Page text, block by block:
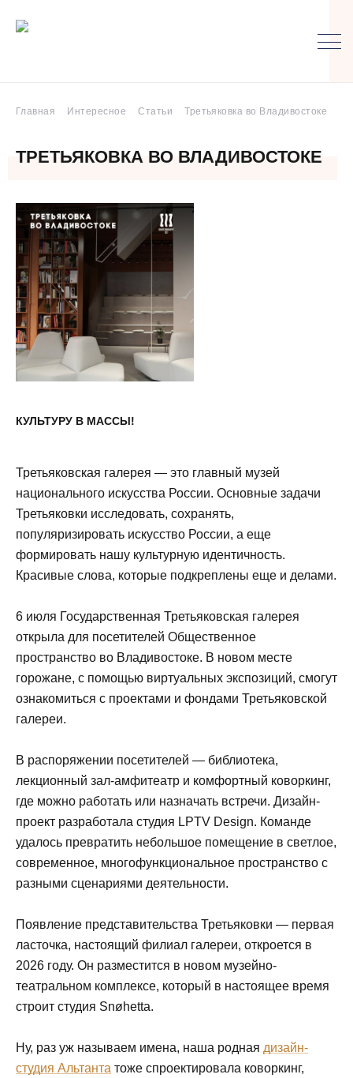
Главная Интересное Статьи Третьяковка во Владивостоке
ТРЕТЬЯКОВКА ВО ВЛАДИВОСТОКЕ
КУЛЬТУРУ В МАССЫ!
Третьяковская галерея — это главный музей
национального искусства России. Основные задачи
Третьяковки исследовать, сохранять,
популяризировать искусство России, а еще
формировать нашу культурную идентичность.
Красивые слова, которые подкреплены еще и делами.
6 июля Государственная Третьяковская галерея
открыла для посетителей Общественное
пространство во Владивостоке. В новом месте
горожане, с помощью виртуальных экспозиций, смогут
ознакомиться с проектами и фондами Третьяковской
галереи.
В распоряжении посетителей — библиотека,
лекционный зал-амфитеатр и комфортный коворкинг,
где можно работать или назначать встречи. Дизайн-
проект разработала студия LPTV Design. Команде
удалось превратить небольшое помещение в светлое,
современное, многофункциональное пространство с
разными сценариями деятельности.
Появление представительства Третьяковки — первая
ласточка, настоящий филиал галереи, откроется в
2026 году. Он разместится в новом музейно-
театральном комплексе, который в настоящее время
строит студия Snøhetta.
Ну, раз уж называем имена, наша родная дизайн-
студия Альтанта тоже спроектировала коворкинг,